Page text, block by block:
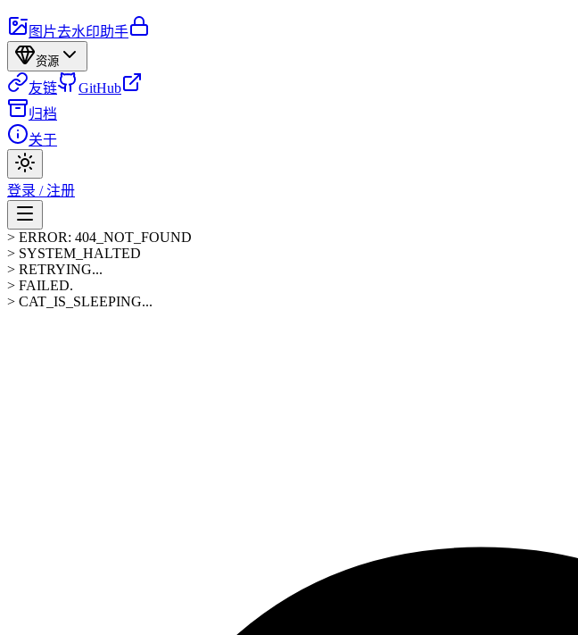
图片去水印助手
资源
友链
GitHub
归档
关于
登录 / 注册
> ERROR: 404_NOT_FOUND
> SYSTEM_HALTED
> RETRYING...
> FAILED.
> CAT_IS_SLEEPING...